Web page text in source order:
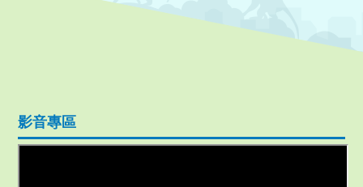
影音專區